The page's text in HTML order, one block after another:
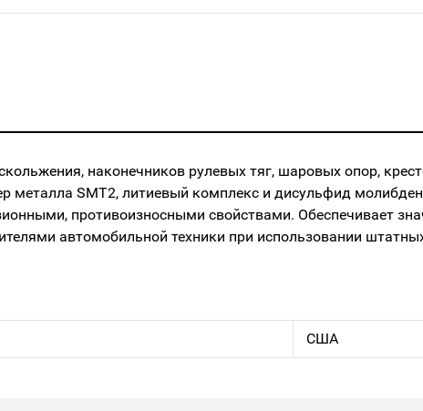
наконечников рулевых тяг, шаровых опор,
металла SMT2, литиевый комплекс и дисульфид
противоизносными свойствами. Обеспечивает
автомобильной техники при использовании
США